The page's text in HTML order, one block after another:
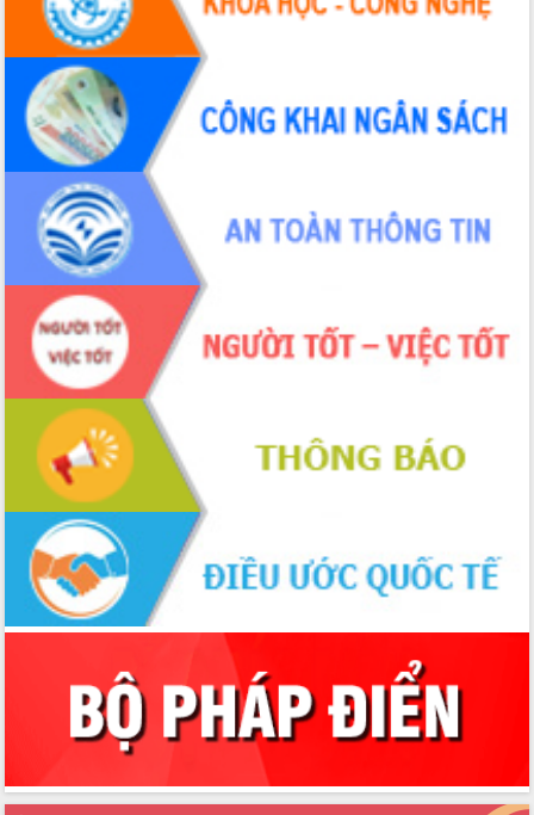
Thủ tướng Chính phủ Phạm Minh Chính
kiểm tra, chỉ đạo hoàn thành các dự
án cao tốc và thăm khu tái định cư tại
Đắk Lắk
Sôi nổi Hội đua ngựa truyền thống Gò
Thì Thùng mừng Xuân Bính Ngọ 2026
Lãnh đạo tỉnh dâng hương tưởng niệm
tại Đập Đồng Cam đầu Xuân Bính Ngọ
Ngành nông nghiệp phấn đấu tăng
trưởng đạt 5,86% trong năm 2026
UBND tỉnh Đắk Lắk triển khai công tác
quốc phòng, quân sự địa phương năm
2026
Đắk Lắk tập trung toàn lực khắc phục
tồn tại IUU, sẵn sàng làm việc với
Đoàn thanh tra EC
Chủ tịch UBND tỉnh Tạ Anh Tuấn thăm,
chúc mừng các bệnh viện nhân Ngày
Thầy thuốc Việt Nam
Rộn ràng lễ hội truyền thống Sông
nước Đà Nông lần thứ I năm 2026
Kỳ họp Chuyên đề lần thứ Năm, HĐND
tỉnh Đắk Lắk thông qua các nghị quyết
quan trọng
Thống nhất danh sách giới thiệu ứng
cử đại biểu Quốc hội khoá XVI và đại
biểu HĐND tỉnh Đắk Lắk, nhiệm kỳ
2026-2031
Phát động hai phong trào thi đua quan
Hội nghị lần thứ tư Ban Chỉ đạo công